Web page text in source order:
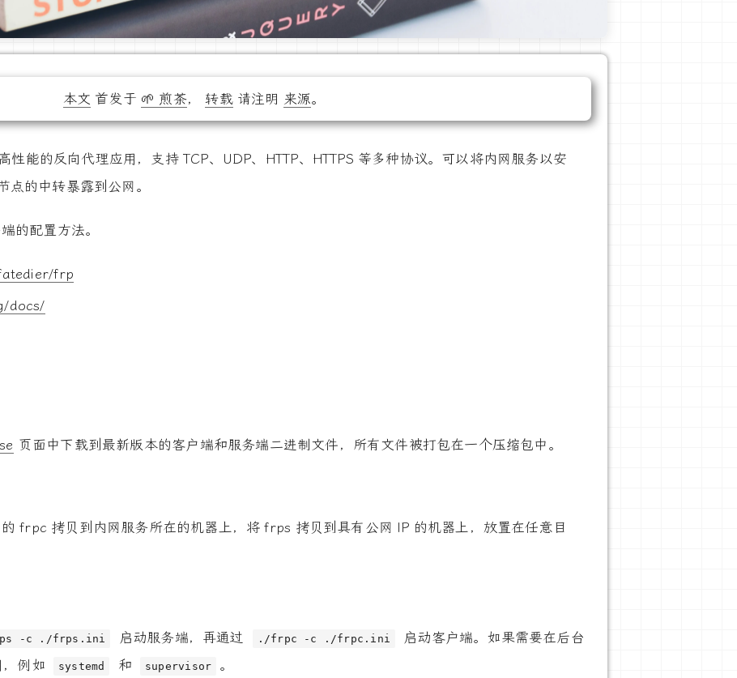
本文 首发于 🌱 煎茶，转载请注明 来源。
能的反向代理应用，支持 TCP、UDP、HTTP、HTTPS 等多种协议。可以将内网服务以安
的中转暴露到公网。
的配置方法。
frp
docs/
页面中下载到最新版本的客户端和服务端二进制文件，所有文件被打包在一个压缩包中。
frpc 拷贝到内网服务所在的机器上，将 frps 拷贝到具有公网 IP 的机器上，放置在任意目
-c ./frps.ini 启动服务端，再通过 ./frpc -c ./frpc.ini
启动客户端。如果需要在后台
例如
systemd 和 supervisor 。